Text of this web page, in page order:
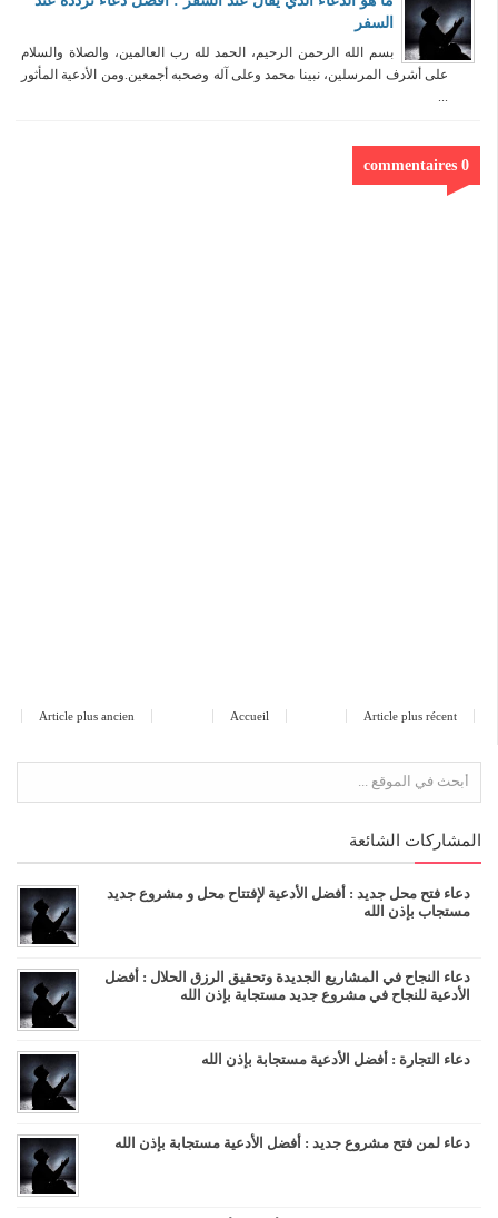
السفر
بسم الله الرحمن الرحيم، الحمد لله رب العالمين، والصلاة والسلام
على أشرف المرسلين، نبينا محمد وعلى آله وصحبه أجمعين.ومن الأدعية المأثور
0 commentaires
Article plus récent
Article plus ancien Accueil
المشاركات الشائعة
دعاء فتح محل جديد : أفضل الأدعية لإفتتاح محل و مشروع جديد
مستجاب بإذن الله
دعاء النجاح في المشاريع الجديدة وتحقيق الرزق الحلال : أفضل
الأدعية للنجاح في مشروع جديد مستجابة بإذن الله
دعاء التجارة : أفضل الأدعية مستجابة بإذن الله
دعاء لمن فتح مشروع جديد : أفضل الأدعية مستجابة بإذن الله